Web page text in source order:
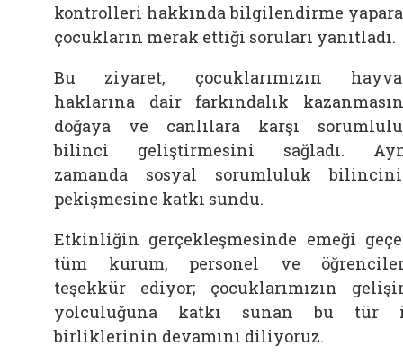
kontrolleri hakkında bilgilendirme
çocukların merak ettiği soruları yanıtladı.
Bu ziyaret, çocuklarımızın
haklarına dair farkındalık
doğaya ve canlılara karşı
bilinci geliştirmesini sağladı.
zamanda sosyal sorumluluk
pekişmesine katkı sundu.
Etkinliğin gerçekleşmesinde emeği
tüm kurum, personel ve
teşekkür ediyor; çocuklarımızın
yolculuğuna katkı sunan bu tür
birliklerinin devamını diliyoruz.